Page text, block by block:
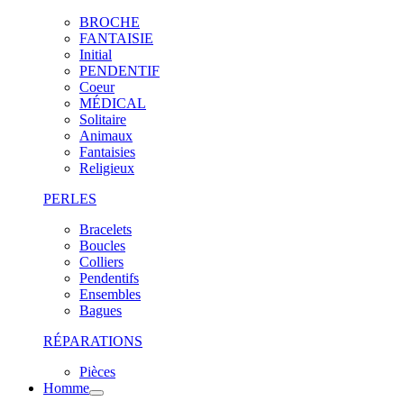
BROCHE
FANTAISIE
Initial
PENDENTIF
Coeur
MÉDICAL
Solitaire
Animaux
Fantaisies
Religieux
PERLES
Bracelets
Boucles
Colliers
Pendentifs
Ensembles
Bagues
RÉPARATIONS
Pièces
Homme